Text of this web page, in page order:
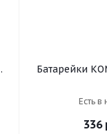
Батарейки
24А),Есть в
336